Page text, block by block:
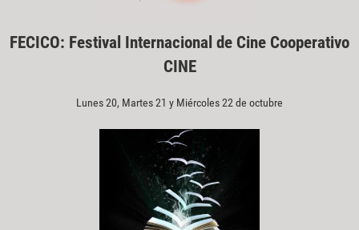
FECICO: Festival Internacional de Cine Cooperativo
CINE
Lunes 20, Martes 21 y Miércoles 22 de octubre